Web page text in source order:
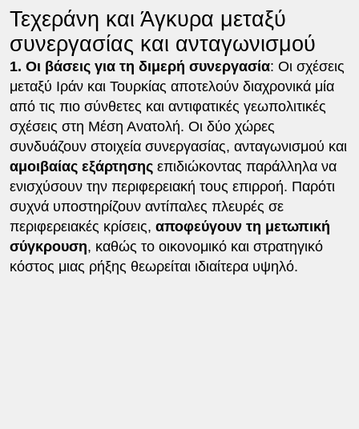
Τεχεράνη και Άγκυρα μεταξύ
συνεργασίας και ανταγωνισμού
1. Οι βάσεις για τη διμερή συνεργασία: Οι σχέσεις
μεταξύ Ιράν και Τουρκίας αποτελούν διαχρονικά μία
από τις πιο σύνθετες και αντιφατικές γεωπολιτικές
σχέσεις στη Μέση Ανατολή. Οι δύο χώρες
συνδυάζουν στοιχεία συνεργασίας, ανταγωνισμού και
αμοιβαίας εξάρτησηςεπιδιώκοντας παράλληλα να
ενισχύσουν την περιφερειακή τους επιρροή. Παρότι
συχνά υποστηρίζουν αντίπαλες πλευρές σε
περιφερειακές κρίσεις, αποφεύγουν τη μετωπική
σύγκρουση, καθώς το οικονομικό και στρατηγικό
κόστος μιας ρήξης θεωρείται ιδιαίτερα υψηλό.